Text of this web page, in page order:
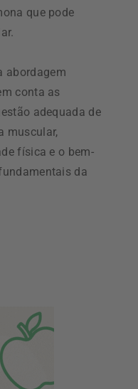
que pode
abordagem
conta as
adequada de
muscular,
física e o bem-
da